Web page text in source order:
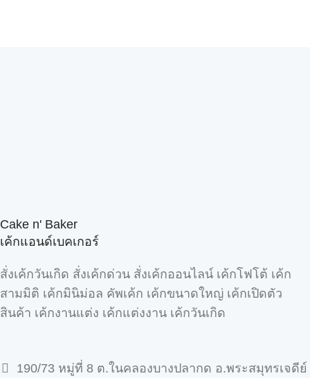
Cake n' Baker
เค้กแอนด์เบคเกอร์
สั่งเค้กวันเกิด สั่งเค้กด่วน สั่งเค้กออนไลน์ เค้กโฟโต้ เค้ก
สามมิติ เค้กมินิม่อล คัพเค้ก เค้กขนาดใหญ่ เค้กเปิดตัว
สินค้า เค้กงานแต่ง เค้กแต่งงาน เค้กวันเกิด
190/73 หมู่ที่ 8 ต.ในคลองบางปลากด อ.พระสมุทรเจดีย์